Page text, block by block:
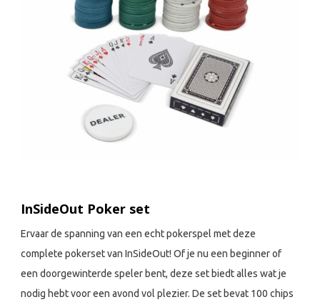
InSideOut Poker set
Ervaar de spanning van een echt pokerspel met deze
complete pokerset van InSideOut! Of je nu een beginner of
een doorgewinterde speler bent, deze set biedt alles wat je
nodig hebt voor een avond vol plezier. De set bevat 100 chips